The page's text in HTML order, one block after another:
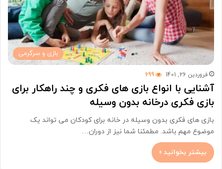
بازی و سرگرمی
فروردین 26, 1401 699
آشنایی با انواع بازی های فکری و چند راهکار برای
بازی فکری درخانه بدون وسیله
بازی های فکری بدون وسیله در خانه برای کودکان می تواند یک
موضوع مهم باشد. مطمئنا شما نیز از دوران…
بیشتر بخوانید »